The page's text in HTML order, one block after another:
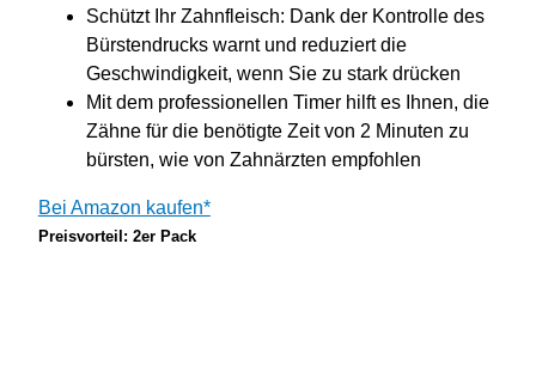
Schützt Ihr Zahnfleisch: Dank der Kontrolle des
Bürstendrucks warnt und reduziert die
Geschwindigkeit, wenn Sie zu stark drücken
Mit dem professionellen Timer hilft es Ihnen, die
Zähne für die benötigte Zeit von 2 Minuten zu
bürsten, wie von Zahnärzten empfohlen
Bei Amazon kaufen*
Preisvorteil: 2er Pack